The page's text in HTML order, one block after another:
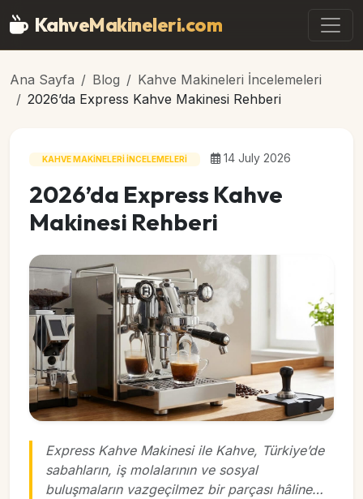
KahveMakineleri.com
Ana Sayfa Blog
Kahve Makineleri İncelemeleri
2026’da Express Kahve Makinesi Rehberi
KAHVE MAKINELERI İNCELEMELERI 14 July 2026
2026’da Express Kahve
Makinesi Rehberi
Express Kahve Makinesi ile Kahve, Türkiye’de
sabahların, iş molalarının ve sosyal
buluşmaların vazgeçilmez bir parçası hâline…